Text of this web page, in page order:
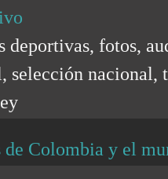
fotos,
nacional,
de Colombia y el